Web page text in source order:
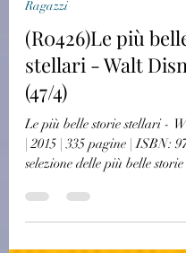
challagi
Ragazzi
(R0426)Le più
stellari - Walt
(47/4)
Le più belle storie stellari -
| 2015 | 335 pagine | ISBN: